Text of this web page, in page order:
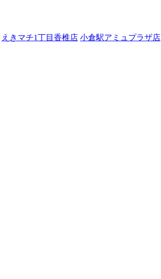
えきマチ1丁目香椎店 小倉駅アミュプラザ店